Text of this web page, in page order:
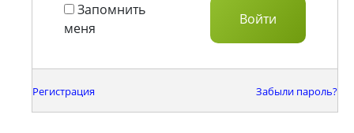
Запомнить
меня
Регистрация Забыли пароль?